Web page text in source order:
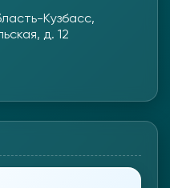
Кузбасс,
д. 12